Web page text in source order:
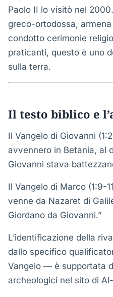
Paolo II lo visitò nel
greco-ortodossa,
condotto cerimonie
praticanti, questo è uno
sulla terra.
Il testo biblico e
Il Vangelo di Giovanni
avvennero in Betania, al
Giovanni stava
Il Vangelo di Marco (1:9-
venne da Nazaret di
Giordano da Giovanni.”
L’identificazione della
dallo specifico
Vangelo — è supportata
archeologici nel sito di